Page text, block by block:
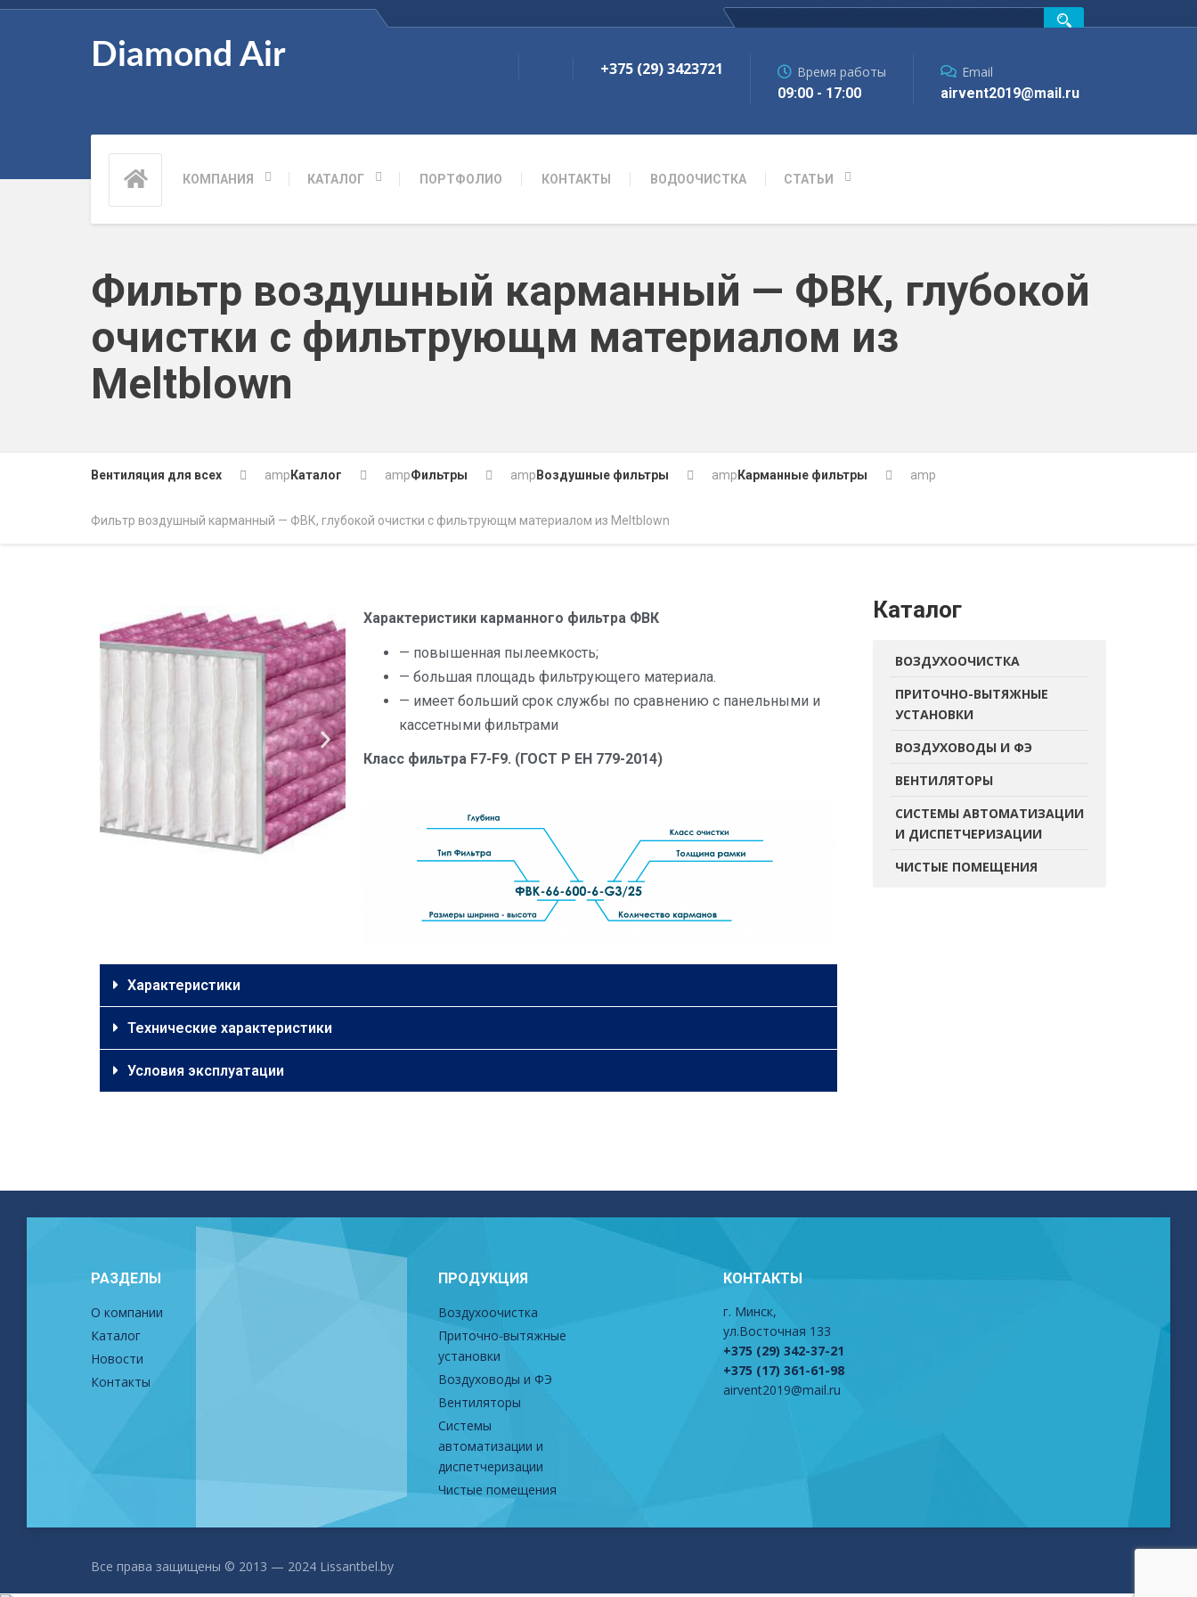
Diamond Air
КОМПАНИЯ КАТАЛОГ ПОРТФОЛИО КОНТАКТЫ ВОДООЧИСТКА СТАТЬИ
+375 (29) 3423721
Время работы
09:00 - 17:00
Email
airvent2019@mail.ru
Фильтр воздушный карманный — ФВК, глубокой
очистки с фильтрующм материалом из
Meltblown
Вентиляция для всех amp Каталог ampФильтры amp Воздушные фильтры amp Карманные фильтры amp
Фильтр воздушный карманный — ФВК, глубокой очистки с фильтрующм материалом из Meltblown
Характеристики карманного фильтра ФВК
— повышенная пылеемкость;
— большая площадь фильтрующего материала.
— имеет больший срок службы по сравнению с панельными и
кассетными фильтрами
Класс фильтра F7-F9. (ГОСТ Р ЕН 779-2014)
Характеристики
Технические характеристики
Условия эксплуатации
Каталог
ВОЗДУХООЧИСТКА
ПРИТОЧНО-ВЫТЯЖНЫЕ
УСТАНОВКИ
ВОЗДУХОВОДЫ И ФЭ
ВЕНТИЛЯТОРЫ
СИСТЕМЫ АВТОМАТИЗАЦИИ
И ДИСПЕТЧЕРИЗАЦИИ
ЧИСТЫЕ ПОМЕЩЕНИЯ
РАЗДЕЛЫ
О компании
Каталог
Новости
Контакты
ПРОДУКЦИЯ
Воздухоочистка
Приточно-вытяжные
установки
Воздуховоды и ФЭ
Вентиляторы
Системы
автоматизации и
диспетчеризации
Чистые помещения
КОНТАКТЫ
г. Минск,
ул.Восточная 133
+375 (29) 342-37-21
+375 (17) 361-61-98
airvent2019@mail.ru
Все права защищены © 2013 — 2024 Lissantbel.by